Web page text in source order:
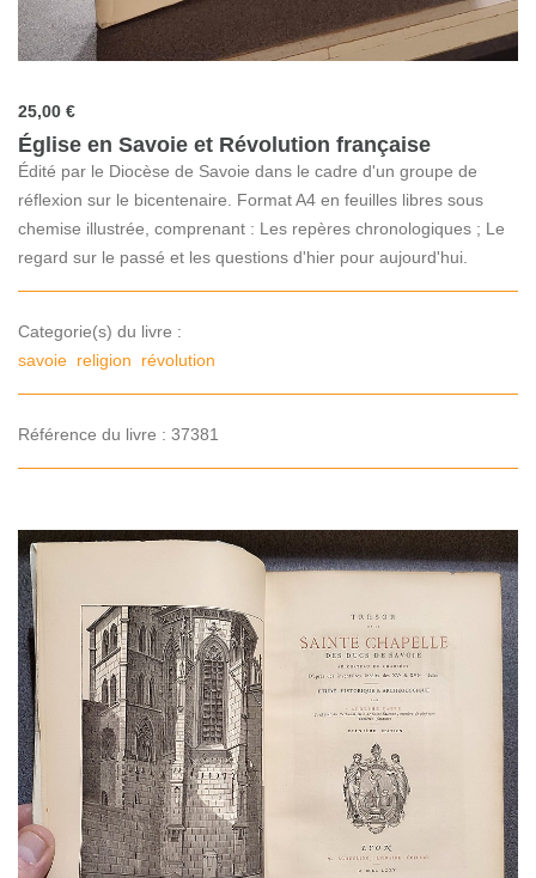
25,00 €
Église en Savoie et Révolution française
Édité par le Diocèse de Savoie dans le cadre d'un groupe de
réflexion sur le bicentenaire. Format A4 en feuilles libres sous
chemise illustrée, comprenant : Les repères chronologiques ; Le
regard sur le passé et les questions d'hier pour aujourd'hui.
Categorie(s) du livre :
savoie religion révolution
Référence du livre : 37381